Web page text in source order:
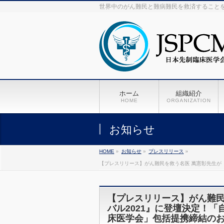
世界中のがん難民と難病難民を救済すること
ホーム
HOME
組織紹介
ORGANIZATION
お知らせ
HOME » お知らせ » プレスリリース »
【プレスリリース】がん難民を救う名医 萬憲彰先生
【プレスリリース】がん難
バル2021』に登壇決定！「
床医学会」包括提携締結の